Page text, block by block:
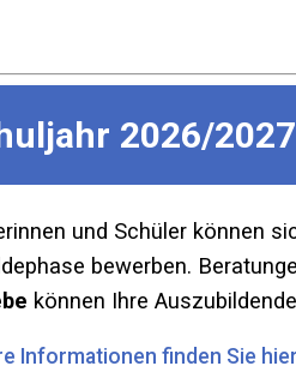
2026/2027
und Schüler können
bewerben.
können Ihre
Informationen finden Sie hier